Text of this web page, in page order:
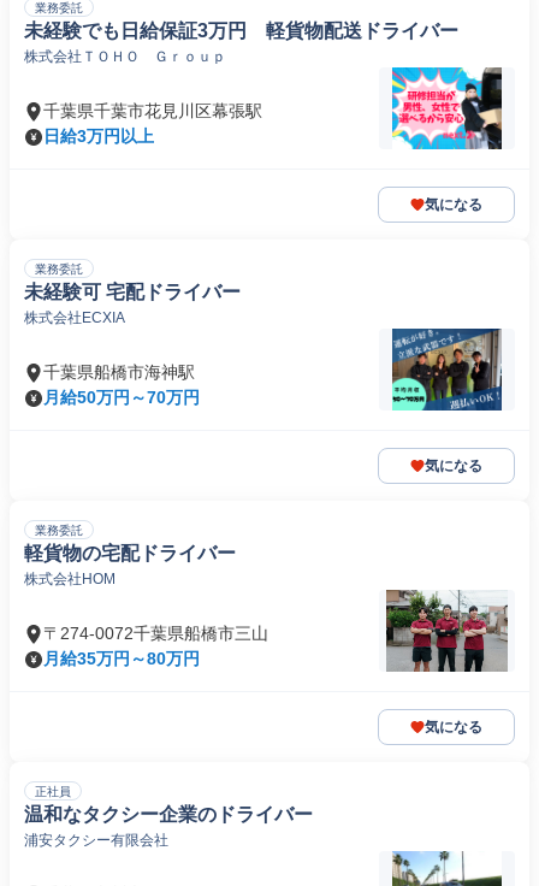
業務委託
未経験でも日給保証3万円 軽貨物配送ドライバー
株式会社ＴＯＨＯ Ｇｒｏｕｐ
千葉県千葉市花見川区幕張駅
日給3万円以上
気になる
業務委託
未経験可 宅配ドライバー
株式会社ECXIA
千葉県船橋市海神駅
月給50万円～70万円
気になる
業務委託
軽貨物の宅配ドライバー
株式会社HOM
〒274-0072千葉県船橋市三山
月給35万円～80万円
気になる
正社員
温和なタクシー企業のドライバー
浦安タクシー有限会社